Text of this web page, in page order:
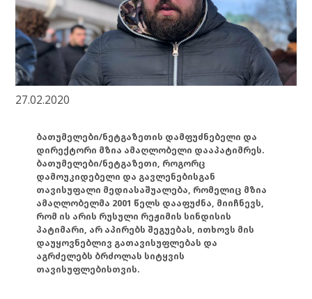
27.02.2020
ბათუმელები/ნეტგაზეთის დამფუძნებელი და
დირექტორი მზია ამაღლობელი დააპატიმრეს.
ბათუმელები/ნეტგაზეთი, როგორც
დამოუკიდებელი და გავლენებისგან
თავისუფალი მედიასაშუალება, რომელიც მზია
ამაღლობელმა 2001 წელს დააფუძნა, მიიჩნევს,
რომ ის არის რუსული რეჟიმის სინდისის
პატიმარი, არ აპირებს შეგუებას, ითხოვს მის
დაუყოვნებლივ გათავისუფლებას და
აგრძელებს ბრძოლას სიტყვის
თავისუფლებისთვის.